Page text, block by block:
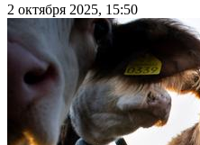
2 октября 2025, 15:50